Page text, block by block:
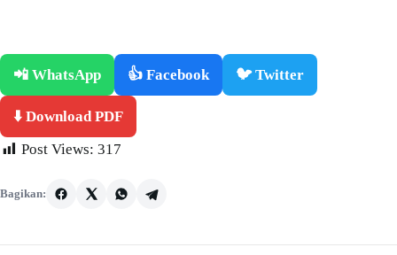
📲 WhatsApp 👍 Facebook 🐦 Twitter
⬇️ Download PDF
Post Views: 317
Bagikan: